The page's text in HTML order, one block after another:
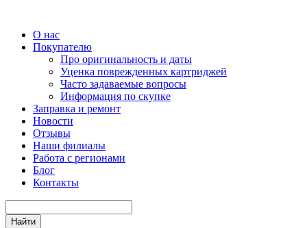
О нас
Покупателю
Про оригинальность и даты
Уценка поврежденных картриджей
Часто задаваемые вопросы
Информация по скупке
Заправка и ремонт
Новости
Отзывы
Наши филиалы
Работа с регионами
Блог
Контакты
Найти